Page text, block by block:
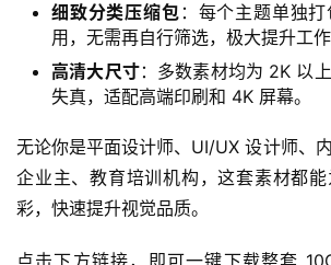
细致分类压缩包 ：每个主题单独
用，无需再自行筛选，极大提升工作
高清大尺寸：多数素材均为 2K 以
失真，适配高端印刷和 4K 屏幕。
无论你是平面设计师、UI/UX 设计师、
企业主、教育培训机构，这套素材都
彩，快速提升视觉品质。